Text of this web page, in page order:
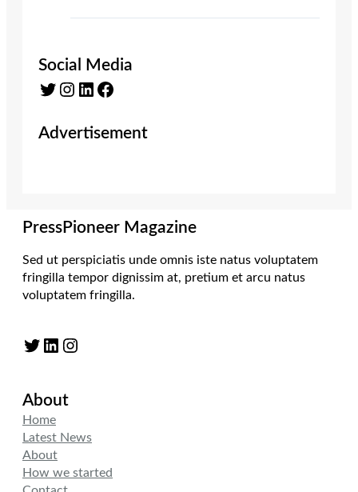
Social Media
Twitter Instagram LinkedIn Facebook
Advertisement
PressPioneer Magazine
Sed ut perspiciatis unde omnis iste natus voluptatem
fringilla tempor dignissim at, pretium et arcu natus
voluptatem fringilla.
Twitter LinkedIn Instagram
About
Home
Latest News
About
How we started